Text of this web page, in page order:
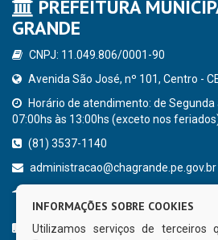
PREFEITURA
GRANDE
CNPJ: 11.049.806/0001-90
Avenida São José, nº 101, Centro -
Horário de atendimento: de Segunda
07:00hs às 13:00hs (exceto nos
(81) 3537-1140
administracao@chagrande.pe.gov.br
CURTA NOSSA FAN
INFORMAÇÕES SOBRE COOKIES
Utilizamos serviços de terceiros